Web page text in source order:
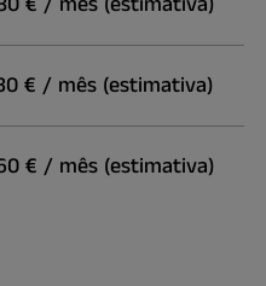
€ / mês (estimativa)
€ / mês (estimativa)